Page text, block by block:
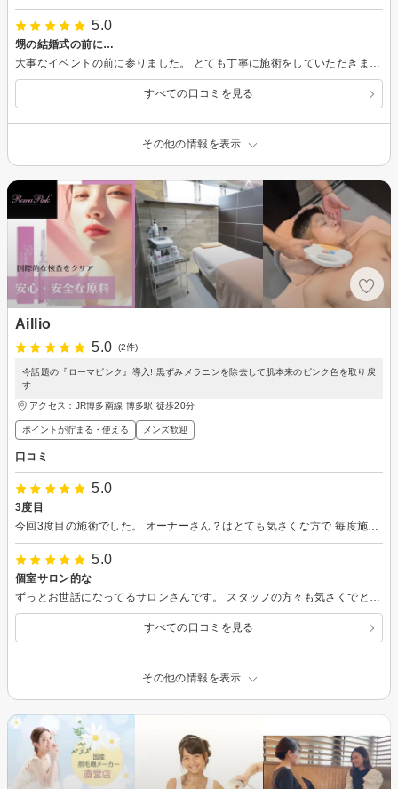
5.0
甥の結婚式の前に…
大事なイベントの前に参りました。 とても丁寧に施術をしていただきました。 当日は、私なりに輝くことが出来ました。 ありがとうございました。
すべての口コミを見る
その他の情報を表示
Aillio
5.0
(2件)
今話題の『ローマピンク』導入!!黒ずみメラニンを除去して肌本来のピンク色を取り戻
す
アクセス：JR博多南線 博多駅 徒歩20分
ポイントが貯まる・使える メンズ歓迎
口コミ
5.0
3度目
今回3度目の施術でした。 オーナーさん？はとても気さくな方で 毎度施術前には、気になる箇所のヒアリング(前回施術後の生え方や特に強く生えてくる箇所など)、光の強さの希望も聞いて頂けるのでとても有難いです。 打ち漏れもなく金額もとても良心的でかなりおすすめです。 人が増えて予約取りづらくなるのは嫌ですが。笑
5.0
個室サロン的な
ずっとお世話になってるサロンさんです。 スタッフの方々も気さくでとても良い雰囲気です。 施術に関しても気になる部分を聞いて下さり、痛みや腫れなどに適宜対応したレベルで施術して頂けます。 ムダ毛無くなるだけで大分快適になるので、脱毛迷ってる方はオススメしますり
すべての口コミを見る
その他の情報を表示